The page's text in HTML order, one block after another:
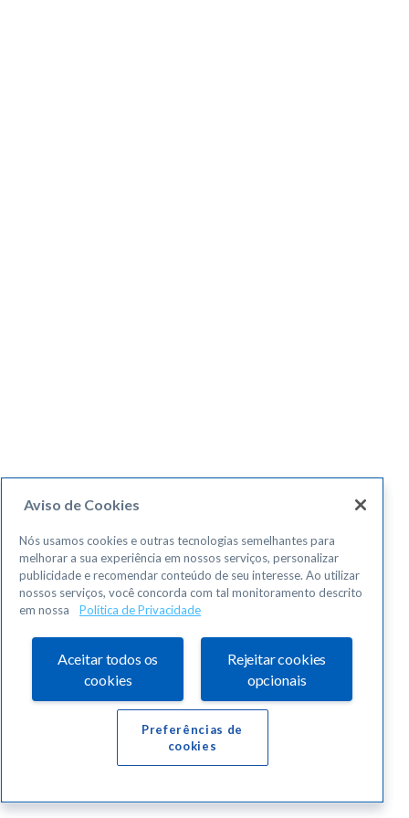
Aviso de Cookies
Nós usamos cookies e outras tecnologias semelhantes para
melhorar a sua experiência em nossos serviços, personalizar
publicidade e recomendar conteúdo de seu interesse. Ao utilizar
nossos serviços, você concorda com tal monitoramento descrito
em nossa
Política de Privacidade
Aceitar todos os
cookies
Rejeitar cookies
opcionais
Preferências de
cookies